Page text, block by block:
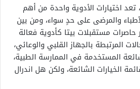
اختيارات الأدوية واحدة من أهم
والمرضى على حدٍ سواء، ومن بين
حاصرات مستقبلات بيتا كأدوية فعالة
المرتبطة بالجهاز القلبي والوعائي،
المستخدمة في الممارسة الطبية،
الخيارات الشائعة، ولكن هل اندرال